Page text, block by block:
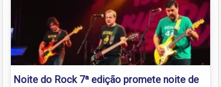
Noite do Rock 7ª edição promete noite de